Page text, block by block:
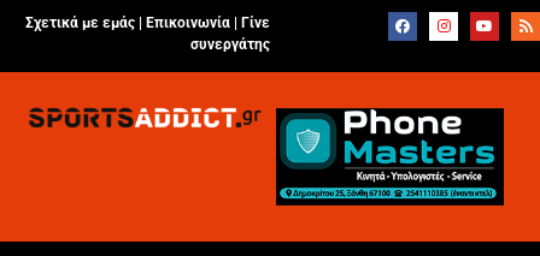
Σχετικά με εμάς | Επικοινωνία
Γίνε
συνεργάτης